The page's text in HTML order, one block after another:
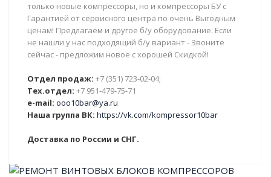
только новые компрессоры, но и компрессоры БУ с
Гарантией от сервисного центра по очень Выгодным
ценам! Предлагаем и другое б/у оборудование. Если
не нашли у нас подходящий б/у вариант - Звоните
сейчас - предложим новое с хорошей Скидкой!
Отдел продаж: +7 (351) 723-02-04;
Тех.отдел: +7 951-479-75-71
e-mail: ooo10bar@ya.ru
Наша группа ВК: https://vk.com/kompressor10bar
Доставка по России и СНГ.